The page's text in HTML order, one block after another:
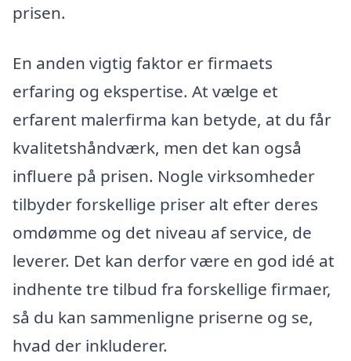
prisen.
En anden vigtig faktor er firmaets
erfaring og ekspertise. At vælge et
erfarent malerfirma kan betyde, at du får
kvalitetshåndværk, men det kan også
influere på prisen. Nogle virksomheder
tilbyder forskellige priser alt efter deres
omdømme og det niveau af service, de
leverer. Det kan derfor være en god idé at
indhente tre tilbud fra forskellige firmaer,
så du kan sammenligne priserne og se,
hvad der inkluderer.